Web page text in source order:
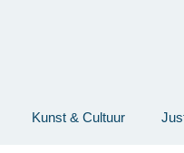
Kunst & Cultuur